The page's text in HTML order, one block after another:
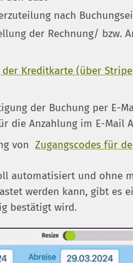
nach
der Rechnung/ bzw.
der Kreditkarte (über
der Buchung per E-
die Anzahlung im E-Mail
von Zugangscodes für
automatisiert und ohne
werden kann, gibt es
bestätigt wird.